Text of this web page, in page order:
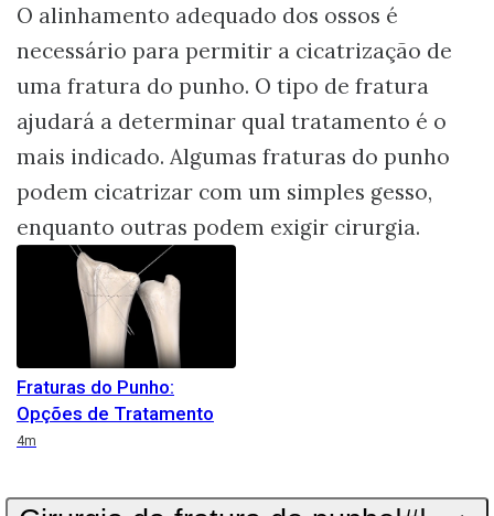
O alinhamento adequado dos ossos é
necessário para permitir a cicatrização de
uma fratura do punho. O tipo de fratura
ajudará a determinar qual tratamento é o
mais indicado. Algumas fraturas do punho
podem cicatrizar com um simples gesso,
enquanto outras podem exigir cirurgia.
Fraturas do Punho:
Opções de Tratamento
Duration
4m